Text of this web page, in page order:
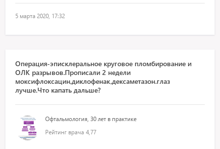
5 марта 2020, 17:32
Операция-эписклеральное круговое пломбирование и
ОЛК разрывов.Прописали 2 недели
моксифлоксацин,диклофенак,дексаметазон.глаз
лучше.Что капать дальше?
Офтальмология, 30 лет в практике
Рейтинг врача 4,77